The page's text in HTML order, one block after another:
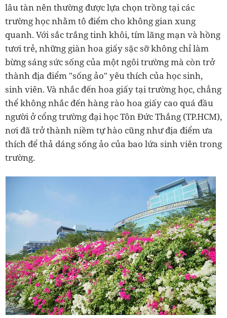
lâu tàn nên thường được lựa chọn trồng tại các
trường học nhằm tô điểm cho không gian xung
quanh. Với sắc trắng tinh khôi, tím lãng mạn và hồng
tươi trẻ, những giàn hoa giấy sặc sỡ không chỉ làm
bừng sáng sức sống của một ngôi trường mà còn trở
thành địa điểm "sống ảo" yêu thích của học sinh,
sinh viên. Và nhắc đến hoa giấy tại trường học, chẳng
thể không nhắc đến hàng rào hoa giấy cao quá đầu
người ở cổng trường đại học Tôn Đức Thắng (TP.HCM),
nơi đã trở thành niềm tự hào cũng như địa điểm ưa
thích để thả dáng sống ảo của bao lứa sinh viên trong
trường.